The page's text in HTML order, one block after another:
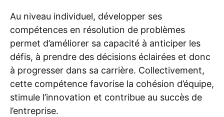
Au niveau individuel, développer ses
compétences en résolution de problèmes
permet d’améliorer sa capacité à anticiper les
défis, à prendre des décisions éclairées et donc
à progresser dans sa carrière. Collectivement,
cette compétence favorise la cohésion d’équipe,
stimule l’innovation et contribue au succès de
l’entreprise.